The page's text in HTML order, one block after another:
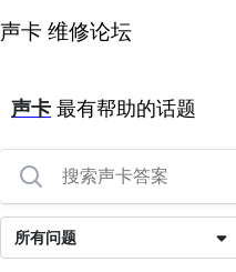
声卡 维修论坛
声卡 最有帮助的话题
所有问题